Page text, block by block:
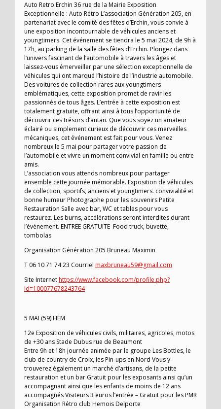
Auto Retro Erchin 36 rue de la Mairie Exposition
Exceptionnelle : Auto Rétro L’association Génération 205, en
partenariat avec le comité des fêtes d’Erchin, vous convie à
une exposition incontournable de véhicules anciens et
youngtimers. Cet événement se tiendra le 5 mai 2024, de 9h à
17h, au parking de la salle des fêtes d’Erchin. Plongez dans
l’univers fascinant de l’automobile à travers les âges et
laissez-vous émerveiller par une sélection exceptionnelle de
véhicules qui ont marqué l’histoire de l’industrie automobile.
Des voitures de collection rares aux youngtimers
emblématiques, cette exposition promet de ravir les
passionnés de tous âges. L’entrée à cette exposition est
totalement gratuite, offrant ainsi à tous l’opportunité de
découvrir ces trésors d’antan. Que vous soyez un amateur
éclairé ou simplement curieux de découvrir ces merveilles
mécaniques, cet événement est fait pour vous. Venez
nombreux le 5 mai pour partager votre passion de
l’automobile et vivre un moment convivial en famille ou entre
amis.
L’association vous attends nombreux pour partager
ensemble cette journée mémorable. Exposition de véhicules
de collection, sportifs, anciens et youngtimers. convivialité et
bonne humeur Photographe pour les souvenirs Petite
Restauration Salle avec bar, WC et tables pour vous
restaurez. Les burns, accélérations seront interdites durant
l’événement. ENTREE GRATUITE Food truck, buvette,
tombolas
Organisation Génération 205 Bruneau Maximin
T 06 10 71 74 23 Courriel maxbruneau59@gmail.com
Site Internethttps://www.facebook.com/profile.php?
id=100077678243764
5 MAI (59) HEM
12e Exposition de véhicules civils, militaires, agricoles, motos
de +30 ans Stade Dubus rue de Beaumont
Entre 9h et 18h journée animée par le groupe Les Bottles, le
club de country de Croix, les Pin-ups en Nord Vous y
trouverez également un marché d’artisans, de la petite
restauration et un bar Gratuit pour les exposants ainsi qu’un
accompagnant ainsi que les enfants de moins de 12 ans
accompagnés Visiteurs 3 euros l’entrée – Gratuit pour les PMR
Organisation Rétro club Hemois Delporte